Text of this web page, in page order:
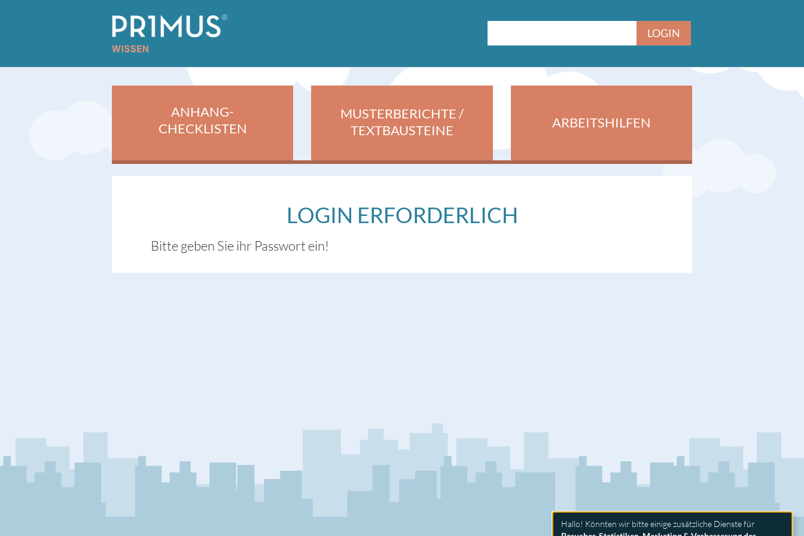
ANHANG-
CHECKLISTEN
MUSTERBERICHTE /
TEXTBAUSTEINE
ARBEITSHILFEN
LOGIN ERFORDERLICH
Bitte geben Sie ihr Passwort ein!
Hallo! Könnten wir bitte einige zusätzliche Dienste für